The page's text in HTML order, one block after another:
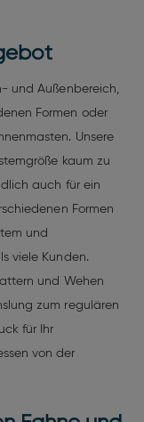
und Außenbereich,
Formen oder
Unsere
kaum zu
auch für ein
Formen
und
viele Kunden.
und Wehen
zum regulären
für Ihr
von der